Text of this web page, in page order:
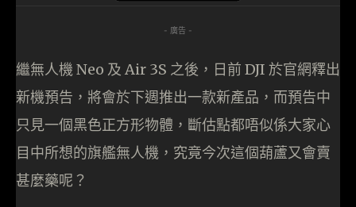
- 廣告 -
繼無人機 Neo 及 Air 3S 之後，日前 DJI 於官網釋出
新機預告，將會於下週推出一款新產品，而預告中
只見一個黑色正方形物體，斷估點都唔似係大家心
目中所想的旗艦無人機，究竟今次這個葫蘆又會賣
甚麼藥呢？